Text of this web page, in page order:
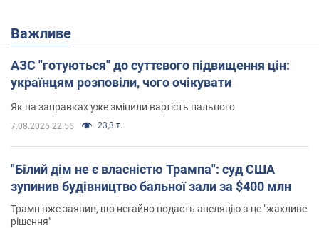
Важливе
АЗС "готуються" до суттєвого підвищення цін:
українцям розповіли, чого очікувати
Як на заправках уже змінили вартість пального
7.08.2026 22:56 23,3 т.
"Білий дім не є власністю Трампа": суд США
зупинив будівництво бальної зали за $400 млн
Трамп вже заявив, що негайно подасть апеляцію а це "жахливе
рішення"